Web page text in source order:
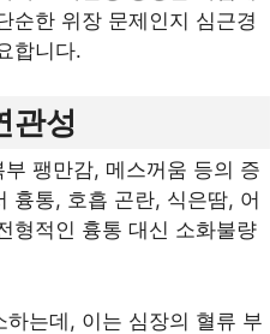
순한 위장 문제인지 심근경
합니다.
관성
팽만감, 메스꺼움 등의 증
흉통, 호흡 곤란, 식은땀, 어
형적인 흉통 대신 소화불량
는데, 이는 심장의 혈류 부